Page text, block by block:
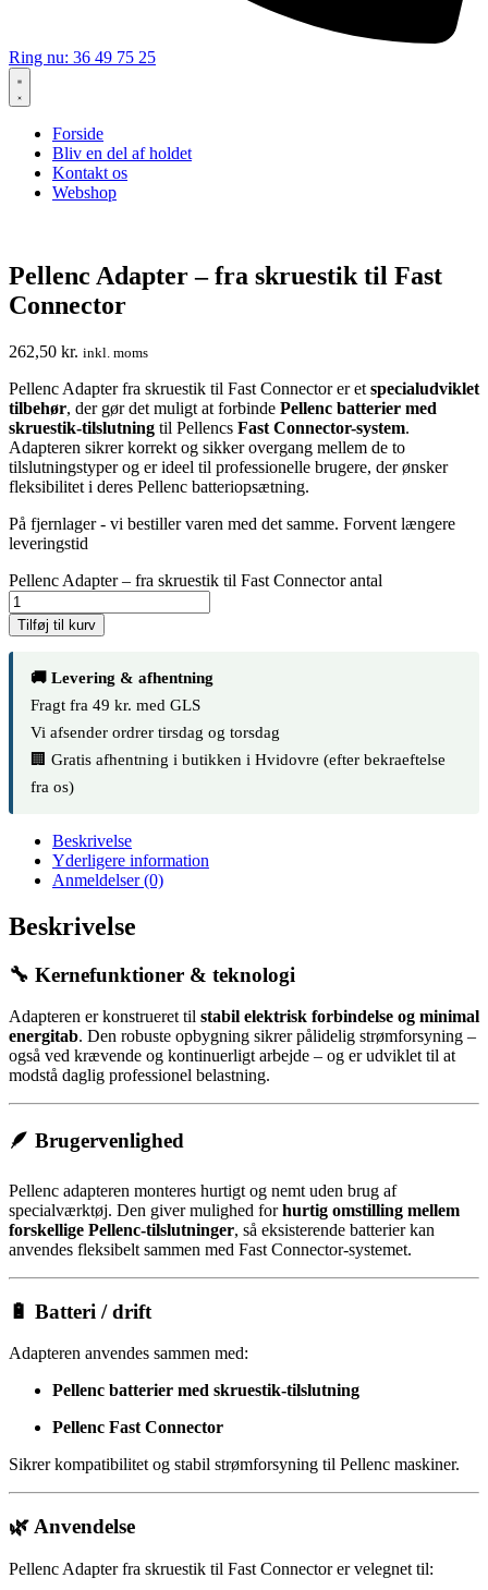
Ring nu: 36 49 75 25
Forside
Bliv en del af holdet
Kontakt os
Webshop
Pellenc Adapter – fra skruestik til Fast
Connector
262,50 kr. inkl. moms
Pellenc Adapter fra skruestik til Fast Connector er et specialudviklet
tilbehør, der gør det muligt at forbinde Pellenc batterier med
skruestik-tilslutning til Pellencs Fast Connector-system.
Adapteren sikrer korrekt og sikker overgang mellem de to
tilslutningstyper og er ideel til professionelle brugere, der ønsker
fleksibilitet i deres Pellenc batteriopsætning.
På fjernlager - vi bestiller varen med det samme. Forvent længere
leveringstid
Pellenc Adapter – fra skruestik til Fast Connector antal
Tilføj til kurv
🚚 Levering & afhentning
Fragt fra 49 kr. med GLS
Vi afsender ordrer tirsdag og torsdag
🏢 Gratis afhentning i butikken i Hvidovre (efter bekraeftelse
fra os)
Beskrivelse
Yderligere information
Anmeldelser (0)
Beskrivelse
🔧 Kernefunktioner & teknologi
Adapteren er konstrueret til stabil elektrisk forbindelse og minimal
energitab. Den robuste opbygning sikrer pålidelig strømforsyning –
også ved krævende og kontinuerligt arbejde – og er udviklet til at
modstå daglig professionel belastning.
🪶 Brugervenlighed
Pellenc adapteren monteres hurtigt og nemt uden brug af
specialværktøj. Den giver mulighed forhurtig omstilling mellem
forskellige Pellenc-tilslutninger, så eksisterende batterier kan
anvendes fleksibelt sammen med Fast Connector-systemet.
🔋 Batteri / drift
Adapteren anvendes sammen med:
Pellenc batterier med skruestik-tilslutning
Pellenc Fast Connector
Sikrer kompatibilitet og stabil strømforsyning til Pellenc maskiner.
🌿 Anvendelse
Pellenc Adapter fra skruestik til Fast Connector er velegnet til: